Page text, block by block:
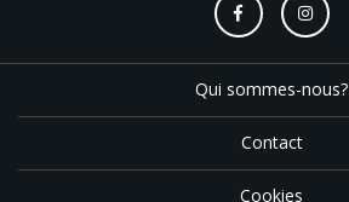
Qui sommes-nous?
Contact
Cookies